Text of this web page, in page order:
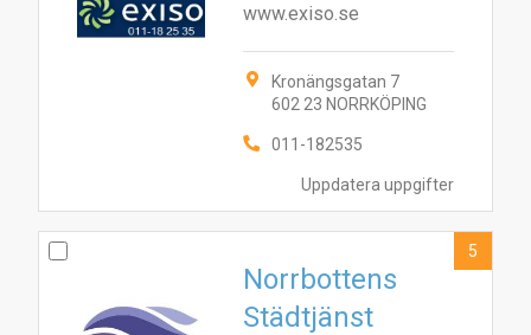
Uppdatera uppgifter
www.exiso.se
Kronängsgatan 7
602 23 NORRKÖPING
011-182535
Norrbottens
Städtjänst
5